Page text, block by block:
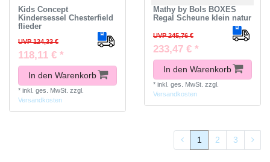
Kids Concept
Kindersessel Chesterfield
flieder
UVP 124,33 €
118,11 € *
In den Warenkorb
* inkl. ges. MwSt. zzgl.
Versandkosten
Mathy by Bols BOXES
Regal Scheune klein natur
UVP 245,76 €
233,47 € *
In den Warenkorb
* inkl. ges. MwSt. zzgl.
Versandkosten
1 2 3